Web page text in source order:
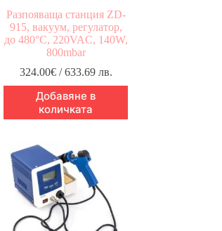
Разпояваща станция ZD-
915, вакуум, регулатор,
до 480°C, 220VAC, 140W,
800mbar
324.00€/ 633.69 лв.
Добавяне в
количката